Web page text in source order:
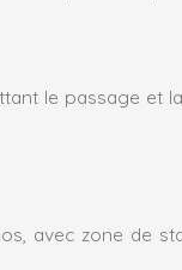
le passage et
avec zone de